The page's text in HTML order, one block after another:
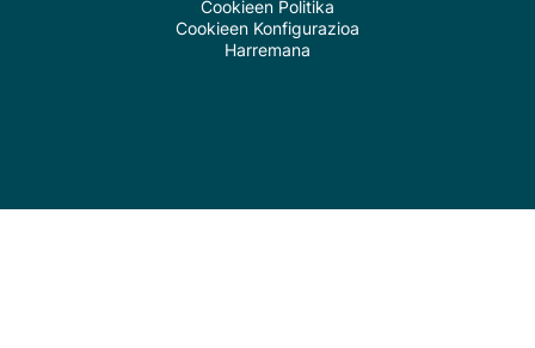
Cookieen Politika
Cookieen Konfigurazioa
Harremana